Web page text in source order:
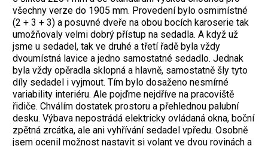
všechny verze do 1905 mm. Provedení bylo osmimístné
(2 + 3 + 3) a posuvné dveře na obou bocích karoserie tak
umožňovaly velmi dobrý přístup na sedadla. A když už
jsme u sedadel, tak ve druhé a třetí řadě byla vždy
dvoumístná lavice a jedno samostatné sedadlo. Jednak
byla vždy opěradla sklopná a hlavně, samostatně šly tyto
díly sedadel i vyjmout. Tím bylo dosaženo nesmírné
variability interiéru. Ale pojďme nejdříve na pracoviště
řidiče. Chválím dostatek prostoru a přehlednou palubní
desku. Výbava nepostrádá elektricky ovládaná okna, boční
zpětná zrcátka, ale ani vyhřívání sedadel vpředu. Osobně
jsem ocenil možnost nastavit si volant ve dvou rovinách a